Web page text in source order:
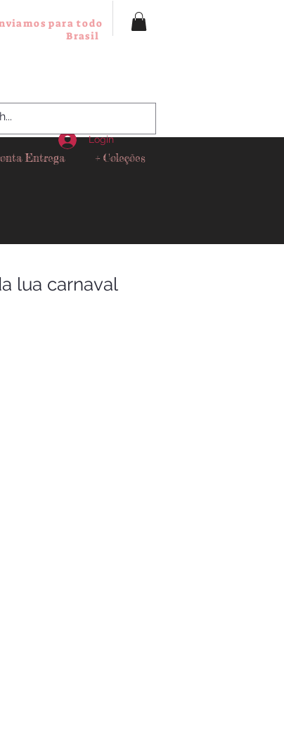
para todo
Brasil
Entrega + Coleções
Login
lua carnaval